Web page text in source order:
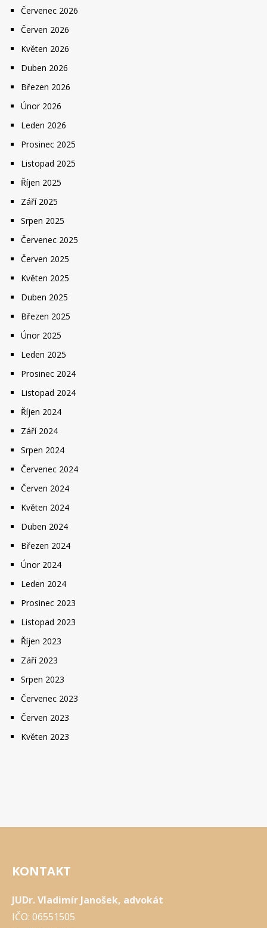
Červenec 2026
Červen 2026
Květen 2026
Duben 2026
Březen 2026
Únor 2026
Leden 2026
Prosinec 2025
Listopad 2025
Říjen 2025
Září 2025
Srpen 2025
Červenec 2025
Červen 2025
Květen 2025
Duben 2025
Březen 2025
Únor 2025
Leden 2025
Prosinec 2024
Listopad 2024
Říjen 2024
Září 2024
Srpen 2024
Červenec 2024
Červen 2024
Květen 2024
Duben 2024
Březen 2024
Únor 2024
Leden 2024
Prosinec 2023
Listopad 2023
Říjen 2023
Září 2023
Srpen 2023
Červenec 2023
Červen 2023
Květen 2023
KONTAKT
JUDr. Vladimír Janošek, advokát
IČO: 06551505